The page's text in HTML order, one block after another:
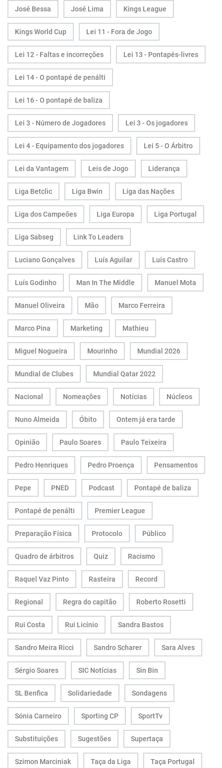
José Bessa José Lima Kings League
Kings World Cup Lei 11 - Fora de Jogo
Lei 12 - Faltas e incorreções Lei 13 - Pontapés-livres
Lei 14 - O pontapé de penálti
Lei 16 - O pontapé de baliza
Lei 3 - Número de Jogadores Lei 3 - Os jogadores
Lei 4 - Equipamento dos jogadores Lei 5 - O Árbitro
Lei da Vantagem Leis de Jogo Liderança
Liga Betclic Liga Bwin Liga das Nações
Liga dos Campeões Liga Europa Liga Portugal
Liga Sabseg Link To Leaders
Luciano Gonçalves Luís Aguilar Luís Castro
Luís Godinho Man In The Middle Manuel Mota
Manuel Oliveira Mão Marco Ferreira
Marco Pina Marketing Mathieu
Miguel Nogueira Mourinho Mundial 2026
Mundial de Clubes Mundial Qatar 2022
Nacional Nomeações Notícias Núcleos
Nuno Almeida Óbito Ontem já era tarde
Opinião Paulo Soares Paulo Teixeira
Pedro Henriques Pedro Proença Pensamentos
Pepe PNED Podcast Pontapé de baliza
Pontapé de penálti Premier League
Preparação Física Protocolo Público
Quadro de árbitros Quiz Racismo
Raquel Vaz Pinto Rasteira Record
Regional Regra do capitão Roberto Rosetti
Rui Costa Rui Licínio Sandra Bastos
Sandro Meira Ricci Sandro Scharer Sara Alves
Sérgio Soares SIC Notícias Sin Bin
SL Benfica Solidariedade Sondagens
Sónia Carneiro Sporting CP SportTv
Substituições Sugestões Supertaça
Szimon Marciniak Taça da Liga Taça Portugal